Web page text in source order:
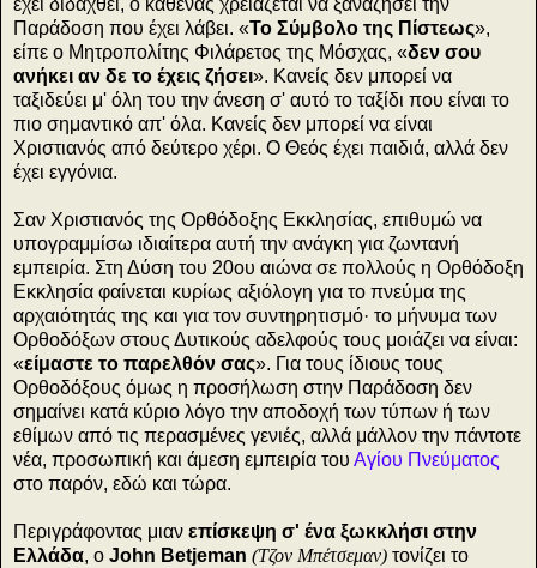
έχει διδαχθεί, ο καθένας χρειάζεται να ξαναζήσει την
Παράδοση που έχει λάβει. «Το Σύμβολο της Πίστεως»,
είπε ο Μητροπολίτης Φιλάρετος της Μόσχας, «δεν σου
ανήκει αν δε το έχεις ζήσει». Κανείς δεν μπορεί να
ταξιδεύει μ' όλη του την άνεση σ' αυτό το ταξίδι που είναι το
πιο σημαντικό απ' όλα. Κανείς δεν μπορεί να είναι
Χριστιανός από δεύτερο χέρι. Ο Θεός έχει παιδιά, αλλά δεν
έχει εγγόνια.
Σαν Χριστιανός της Ορθόδοξης Εκκλησίας, επιθυμώ να
υπογραμμίσω ιδιαίτερα αυτή την ανάγκη για ζωντανή
εμπειρία. Στη Δύση του 20ου αιώνα σε πολλούς η Ορθόδοξη
Εκκλησία φαίνεται κυρίως αξιόλογη για το πνεύμα της
αρχαιότητάς της και για τον συντηρητισμό· το μήνυμα των
Ορθοδόξων στους Δυτικούς αδελφούς τους μοιάζει να είναι:
«είμαστε το παρελθόν σας». Για τους ίδιους τους
Ορθοδόξους όμως η προσήλωση στην Παράδοση δεν
σημαίνει κατά κύριο λόγο την αποδοχή των τύπων ή των
εθίμων από τις περασμένες γενιές, αλλά μάλλον την πάντοτε
νέα, προσωπική και άμεση εμπειρία του Αγίου Πνεύματος
στο παρόν, εδώ και τώρα.
Περιγράφοντας μιαν επίσκεψη σ' ένα ξωκκλήσι στην
Ελλάδα, ο John Betjeman (Τζον Μπέτσεμαν) τονίζει το